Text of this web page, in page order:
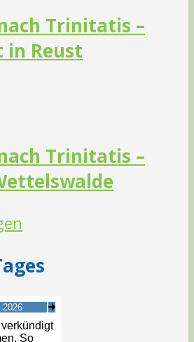
Trinitatis –
in Reust
Trinitatis –